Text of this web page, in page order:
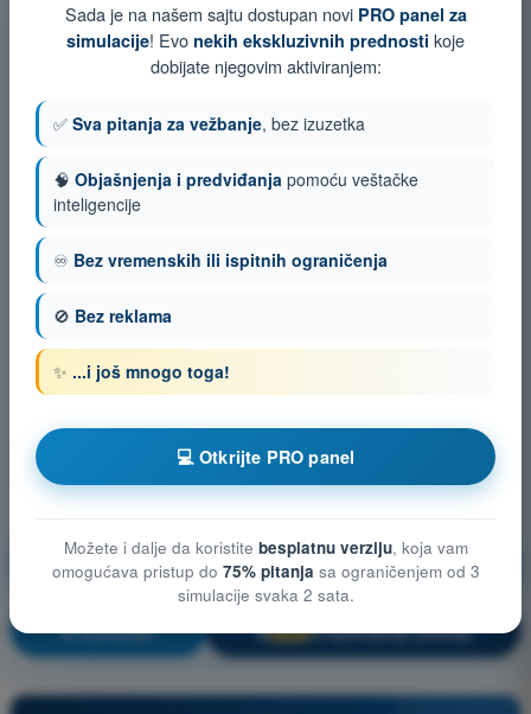
Opšte poznavanje bespilotnih vazduhoplovnih
sistema (UAS)
Vežbanje! 🔒 PRO Objašnjenje pitanja
Sada je na našem sajtu dostupan novi PRO panel za
simulacije! Evo nekih ekskluzivnih prednosti koje
dobijate njegovim aktiviranjem:
✅ Sva pitanja za vežbanje, bez izuzetka
🧠 Objašnjenja i predviđanja pomoću veštačke
inteligencije
♾️ Bez vremenskih ili ispitnih ograničenja
🚫 Bez reklama
✨ ...i još mnogo toga!
💻 Otkrijte PRO panel
Možete i dalje da koristite besplatnu verziju, koja vam
omogućava pristup do 75% pitanja sa ograničenjem od 3
simulacije svaka 2 sata.